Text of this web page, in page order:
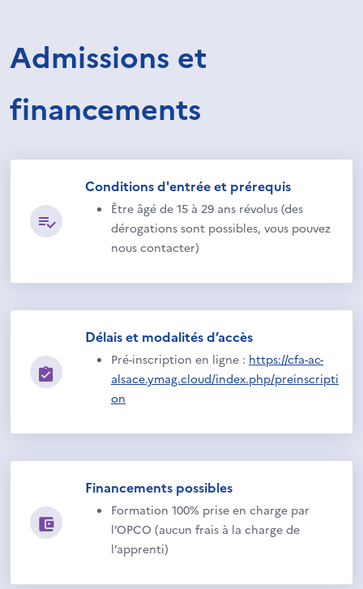
Admissions et
financements
Conditions d'entrée et prérequis
Être âgé de 15 à 29 ans révolus (des
dérogations sont possibles, vous pouvez
nous contacter)
Délais et modalités d’accès
Pré-inscription en ligne : https://cfa-ac-
alsace.ymag.cloud/index.php/preinscripti
on
Financements possibles
Formation 100% prise en charge par
l’OPCO (aucun frais à la charge de
l’apprenti)